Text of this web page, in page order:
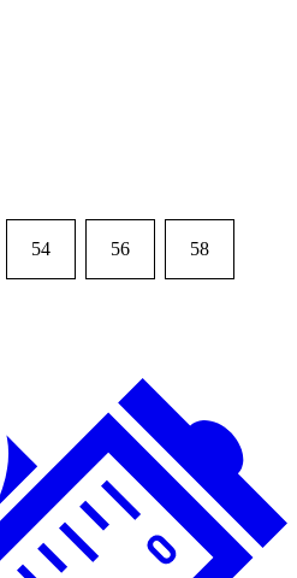
54 56 58